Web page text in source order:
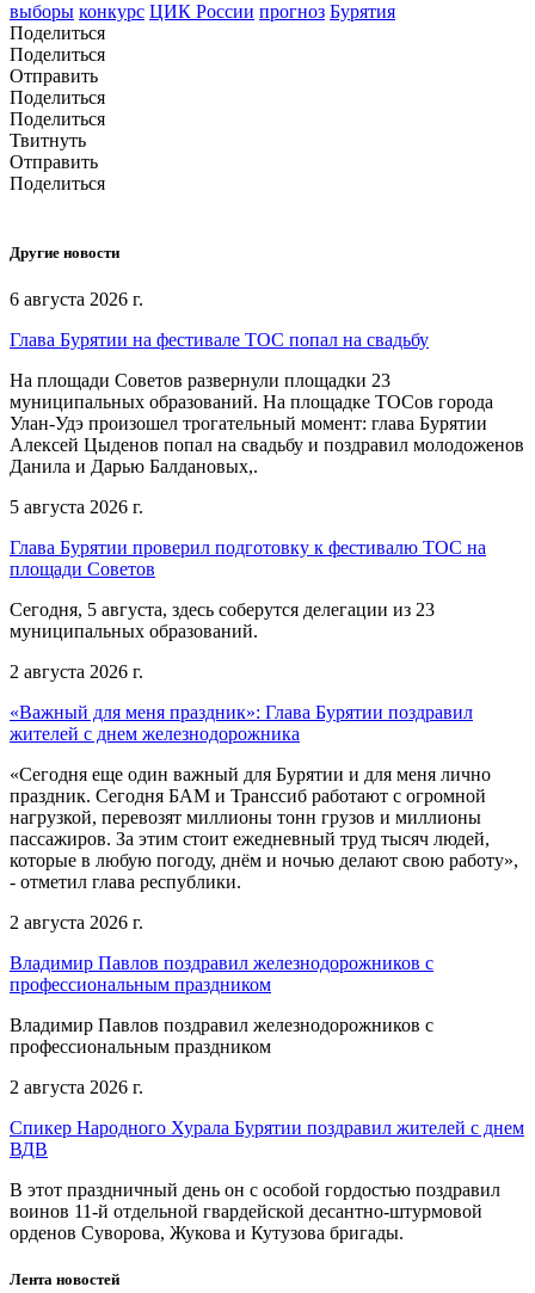
выборы конкурс ЦИК России прогноз Бурятия
Поделиться
Поделиться
Отправить
Поделиться
Поделиться
Твитнуть
Отправить
Поделиться
Другие новости
6 августа 2026 г.
Глава Бурятии на фестивале ТОС попал на свадьбу
На площади Советов развернули площадки 23
муниципальных образований. На площадке ТОСов города
Улан-Удэ произошел трогательный момент: глава Бурятии
Алексей Цыденов попал на свадьбу и поздравил молодоженов
Данила и Дарью Балдановых,.
5 августа 2026 г.
Глава Бурятии проверил подготовку к фестивалю ТОС на
площади Советов
Сегодня, 5 августа, здесь соберутся делегации из 23
муниципальных образований.
2 августа 2026 г.
«Важный для меня праздник»: Глава Бурятии поздравил
жителей с днем железнодорожника
«Сегодня еще один важный для Бурятии и для меня лично
праздник. Сегодня БАМ и Транссиб работают с огромной
нагрузкой, перевозят миллионы тонн грузов и миллионы
пассажиров. За этим стоит ежедневный труд тысяч людей,
которые в любую погоду, днём и ночью делают свою работу»,
- отметил глава республики.
2 августа 2026 г.
Владимир Павлов поздравил железнодорожников с
профессиональным праздником
Владимир Павлов поздравил железнодорожников с
профессиональным праздником
2 августа 2026 г.
Спикер Народного Хурала Бурятии поздравил жителей с днем
ВДВ
В этот праздничный день он с особой гордостью поздравил
воинов 11-й отдельной гвардейской десантно-штурмовой
орденов Суворова, Жукова и Кутузова бригады.
Лента новостей